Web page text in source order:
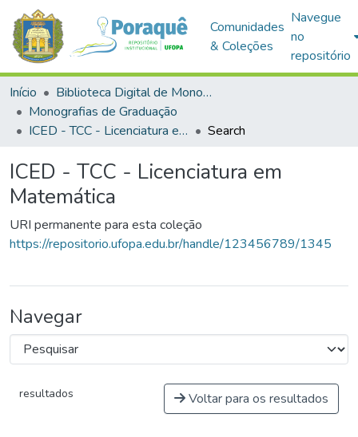
Comunidades
& Coleções
Navegue
no
repositório
Início
Biblioteca Digital de Monografias (BDM)
Monografias de Graduação
ICED - TCC - Licenciatura em Matemática
Search
ICED - TCC - Licenciatura em
Matemática
URI permanente para esta coleção
https://repositorio.ufopa.edu.br/handle/123456789/1345
Navegar
resultados Voltar para os resultados